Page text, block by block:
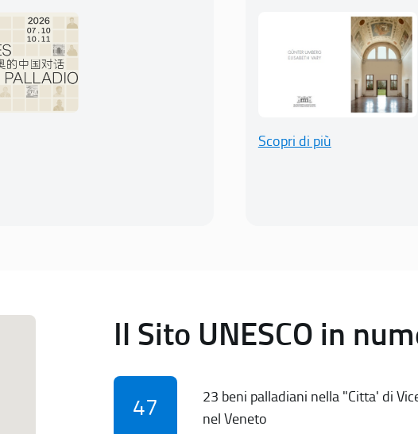
Scopri di più
Il Sito UNESCO in
47
23 beni palladiani nella "Citta' di
nel Veneto